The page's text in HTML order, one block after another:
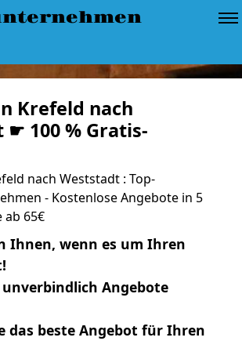
Krefeld nach
100 % Gratis-
nach Weststadt : Top-
- Kostenlose Angebote in 5
ab 65€
Ihnen, wenn es um Ihren
unverbindlich Angebote
das beste Angebot für Ihren